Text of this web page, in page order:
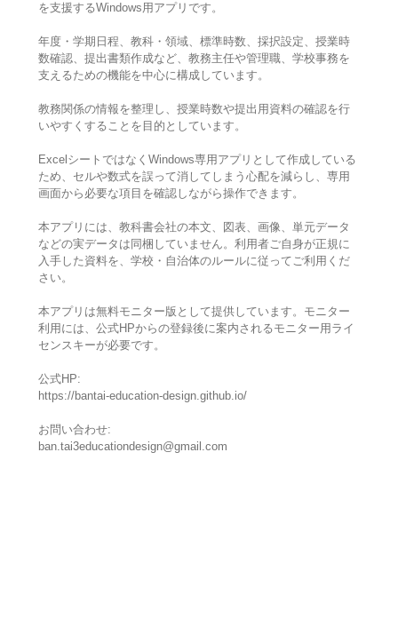
を支援するWindows用アプリです。
年度・学期日程、教科・領域、標準時数、採択設定、授業時
数確認、提出書類作成など、教務主任や管理職、学校事務を
支えるための機能を中心に構成しています。
教務関係の情報を整理し、授業時数や提出用資料の確認を行
いやすくすることを目的としています。
ExcelシートではなくWindows専用アプリとして作成している
ため、セルや数式を誤って消してしまう心配を減らし、専用
画面から必要な項目を確認しながら操作できます。
本アプリには、教科書会社の本文、図表、画像、単元データ
などの実データは同梱していません。利用者ご自身が正規に
入手した資料を、学校・自治体のルールに従ってご利用くだ
さい。
本アプリは無料モニター版として提供しています。モニター
利用には、公式HPからの登録後に案内されるモニター用ライ
センスキーが必要です。
公式HP:
https://bantai-education-design.github.io/
お問い合わせ:
ban.tai3educationdesign@gmail.com